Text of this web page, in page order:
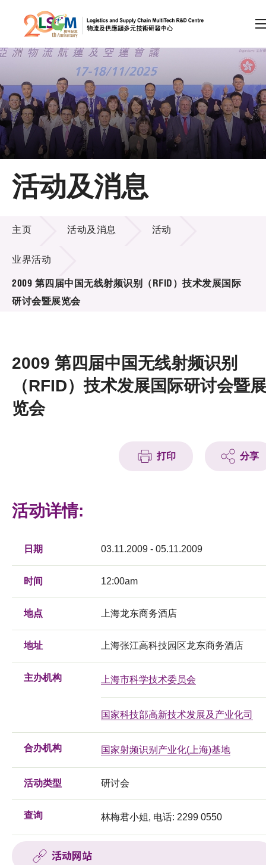
跳到内容（按回车键）
会员登录
A A EN 繁 简
主页
关于LSCM
技术商品化
项目及资助计划
活动及消息
活动
新闻中心
活动及消息
活动及消息
主页 活动及消息 活动
业界活动
2009 第四届中国无线射频识别（RFID）技术发展国际
研讨会暨展览会
2009 第四届中国无线射频识别
（RFID）技术发展国际研讨会暨展
览会
打印 分享
活动详情:
日期 03.11.2009 - 05.11.2009
时间 12:00am
地点 上海龙东商务酒店
地址 上海张江高科技园区龙东商务酒店
主办机构 上海市科学技术委员会
国家科技部高新技术发展及产业化司
合办机构 国家射频识别产业化(上海)基地
活动类型 研讨会
查询 林梅君小姐, 电话: 2299 0550
活动网站